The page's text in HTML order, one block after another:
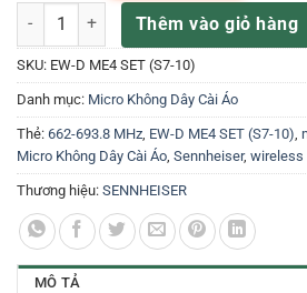
EW-D ME4 SET (S7-10) – Bộ Micro Cài
Thêm vào giỏ hàng
SKU: EW-D ME4 SET (S7-10)
Danh mục: Micro Không Dây Cài Áo
Thẻ: 662-693.8 MHz EW-D ME4 SET (S7-10)
Micro Không Dây Cài Áo Sennheiser, wireless
Thương hiệu: SENNHEISER
MÔ TẢ